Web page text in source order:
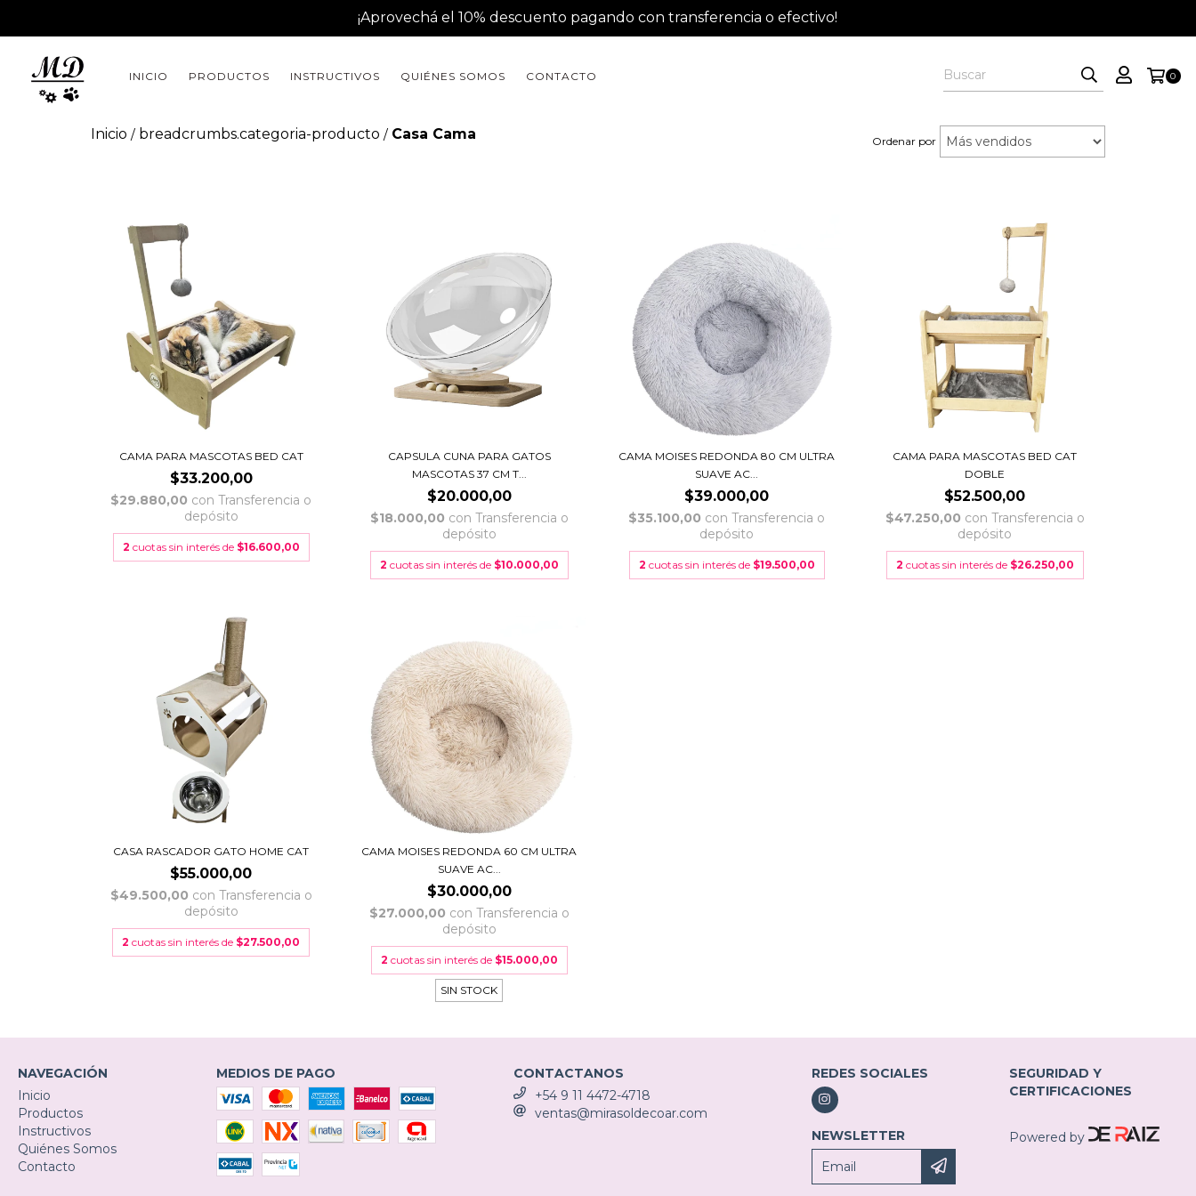
¡Aprovechá el 10% descuento pagando con transferencia o efectivo!
INICIO PRODUCTOS INSTRUCTIVOS QUIÉNES SOMOS CONTACTO 0
Inicio / breadcrumbs.categoria-producto / Casa Cama Ordenar por
CAMA PARA MASCOTAS BED CAT
$33.200,00
$29.880,00 con Transferencia o
depósito
2 cuotas sin interés de $16.600,00
CAPSULA CUNA PARA GATOS
MASCOTAS 37 CM T...
$20.000,00
$18.000,00 con Transferencia o
depósito
2 cuotas sin interés de $10.000,00
CAMA MOISES REDONDA 80 CM ULTRA
SUAVE AC...
$39.000,00
$35.100,00 con Transferencia o
depósito
2 cuotas sin interés de $19.500,00
CAMA PARA MASCOTAS BED CAT
DOBLE
$52.500,00
$47.250,00 con Transferencia o
depósito
2 cuotas sin interés de $26.250,00
CASA RASCADOR GATO HOME CAT
$55.000,00
$49.500,00 con Transferencia o
depósito
2 cuotas sin interés de $27.500,00
CAMA MOISES REDONDA 60 CM ULTRA
SUAVE AC...
$30.000,00
$27.000,00 con Transferencia o
depósito
2 cuotas sin interés de $15.000,00
SIN STOCK
NAVEGACIÓN
Inicio
Productos
Instructivos
Quiénes Somos
Contacto
MEDIOS DE PAGO
CONTACTANOS
+54 9 11 4472-4718
ventas@mirasoldecoar.com
REDES SOCIALES
NEWSLETTER
SEGURIDAD Y
CERTIFICACIONES
Powered by